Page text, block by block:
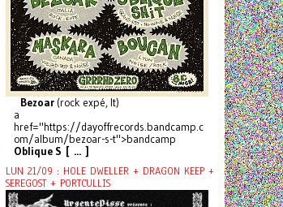
Bezoar (rock expé, It)
a
href="https://dayoffrecords.bandcamp.c
om/album/bezoar-s-t">bandcamp
Oblique S [ ... ]
LUN 21/09 : HOLE DWELLER + DRAGON KEEP +
SEREGOST + PORTCULLIS